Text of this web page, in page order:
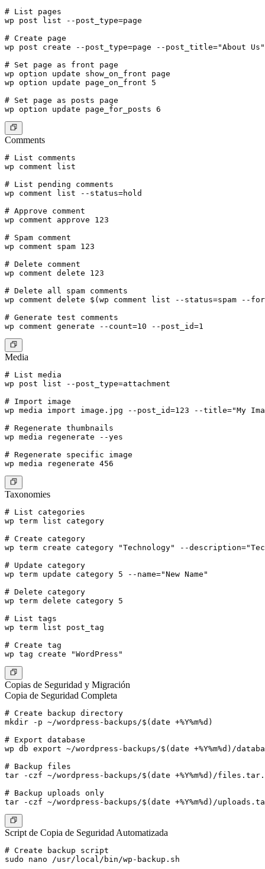
# List pages
wp post list --post_type=page
# Create page
wp post create --post_type=page --post_title="About
# Set page as front page
wp option update show_on_front page
wp option update page_on_front 5
# Set page as posts page
Comments
# List comments
wp comment list
# List pending comments
wp comment list --status=hold
# Approve comment
wp comment approve 123
# Spam comment
wp comment spam 123
# Delete comment
wp comment delete 123
# Delete all spam comments
wp comment delete $(wp comment list --status=spam --
# Generate test comments
Media
# List media
wp post list --post_type=attachment
# Import image
wp media import image.jpg --post_id=123 --title="My
# Regenerate thumbnails
wp media regenerate --yes
# Regenerate specific image
Taxonomies
# List categories
wp term list category
# Create category
wp term create category "Technology" --
# Update category
wp term update category 5 --name="New Name"
# Delete category
wp term delete category 5
# List tags
wp term list post_tag
# Create tag
Copias de Seguridad y Migración
Copia de Seguridad Completa
# Create backup directory
mkdir -p ~/wordpress-backups/$(date +%Y%m%d)
# Export database
wp db export ~/wordpress-backups/$(date +%Y%m%d)/
# Backup files
tar -czf ~/wordpress-backups/$(date +%Y%m%d)/
# Backup uploads only
Script de Copia de Seguridad Automatizada
# Create backup script